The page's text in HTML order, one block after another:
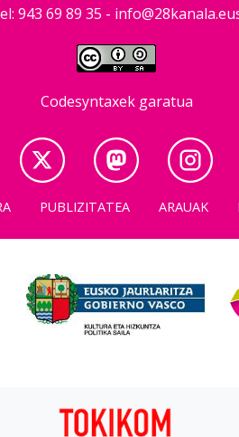
943 69 89 35 -
Codesyntaxek garatua
PUBLIZITATEA ARAUAK